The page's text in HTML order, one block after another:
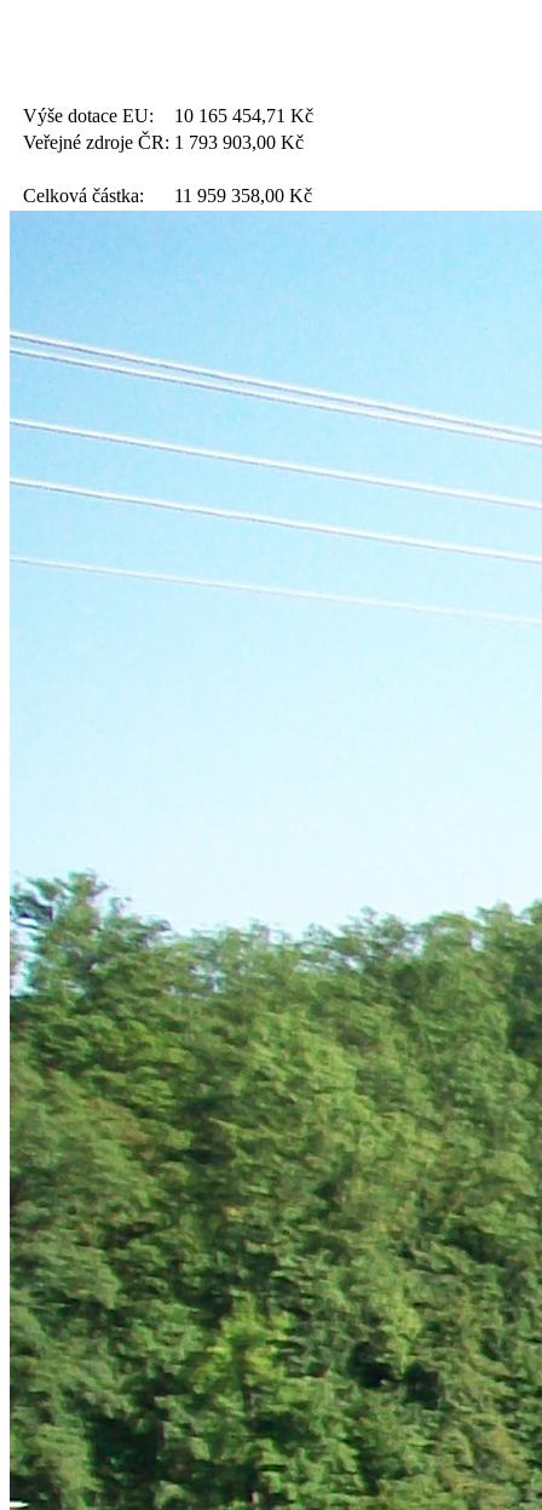
Výše dotace EU: 10 165 454,71 Kč
Veřejné zdroje ČR: 1 793 903,00 Kč
Celková částka: 11 959 358,00 Kč